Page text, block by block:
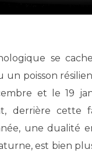
poisson
et le 19
derrière cette
une dualité
est bien